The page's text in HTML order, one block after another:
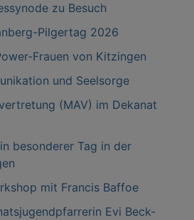
zu Besuch
Pilgertag 2026
Frauen von Kitzingen
und Seelsorge
(MAV) im Dekanat
besonderer Tag in der
mit Francis Baffoe
Evi Beck-